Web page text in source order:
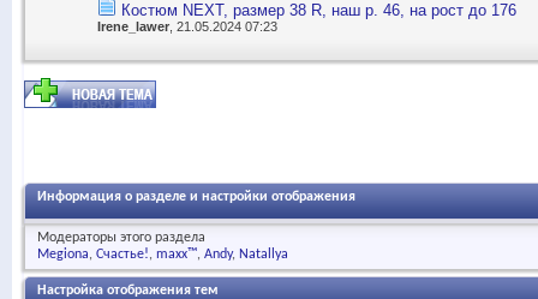
Костюм NEXT, размер 38 R, наш р. 46, на рост до 176
Irene_lawer , 21.05.2024 07:23
Информация о разделе и настройки отображения
Модераторы этого раздела
Megiona Счастье! maxx™ Andy Natallya
Настройка отображения тем